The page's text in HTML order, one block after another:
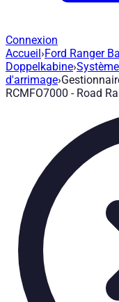
Connexion
Gestionnaire
Réf. article:
Gestionnaire de
Poids net
Poids brut
Partenaire
Prix à partir de
:
Compatibilité
Compatible avec
Accueil›Ford Ranger
Doppelkabine›
d'arrimage›
RCMFO7000 - Road